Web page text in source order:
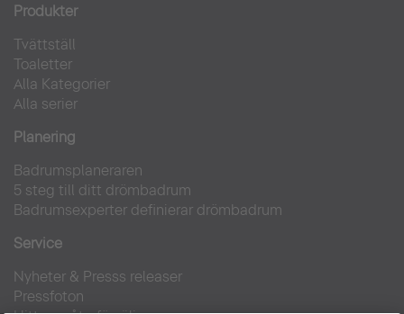
Produkter
Tvättställ
Toaletter
Alla Kategorier
Alla serier
Planering
Badrumsplaneraren
5 steg till ditt drömbadrum
Badrumsexperter definierar drömbadrum
Service
Nyheter & Presss releaser
Pressfoton